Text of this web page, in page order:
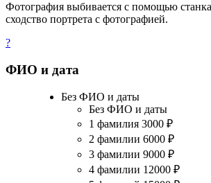
Фотография выбивается с помощью
сходство портрета с фотографией.
?
ФИО и дата
Без ФИО и даты
Без ФИО и даты
1 фамилия 3000 ₽
2 фамилии 6000 ₽
3 фамилии 9000 ₽
4 фамилии 12000 ₽